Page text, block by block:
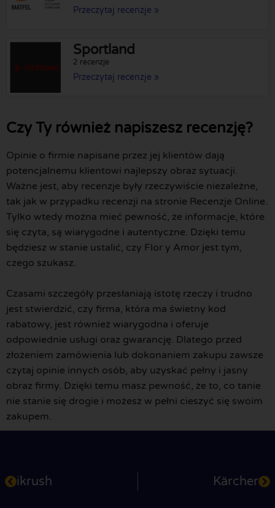
Przeczytaj recenzje »
Sportland
2 recenzje
Przeczytaj recenzje »
Czy Ty również napiszesz recenzję?
Opinie o firmie napisane przez jej klientów dają
potencjalnemu klientowi najlepszy obraz sytuacji.
Ważne jest, aby recenzje były rzeczywiście niezależne,
tak jak w przypadku recenzji na stronie Recenzje Online.
Tylko wtedy można mieć pewność, że informacje, które
się czyta, są wiarygodne i autentyczne. Dzięki temu
będziesz w stanie ustalić, czy Flor y Amor jest tym,
czego szukasz.
Czasami szczegóły przesłaniają istotę rzeczy i trudno
jest stwierdzić, czy firma, która ma świetny kod
rabatowy, jest również wiarygodna i oferuje
odpowiednie usługi oraz gwarancję. Dlatego przed
złożeniem zamówienia lub dokonaniem zakupu zawsze
czytaj opinie innych osób, aby uzyskać pełny i jasny
obraz firmy. Dzięki temu masz pewność, że to, co tanie
nie stanie się drogie i możesz w pełni cieszyć się swoim
zakupem.
ikrush Kärcher